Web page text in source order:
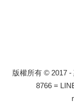
版權所有 © 2017 -
8766 =